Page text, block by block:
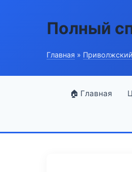
Полный
Главная »
🏠 Главная